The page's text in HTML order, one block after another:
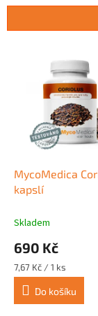
í
MycoMedica
kapslí
Skladem
690 Kč
Měrná
cena:
7,67 Kč / 1 ks
Do košíku